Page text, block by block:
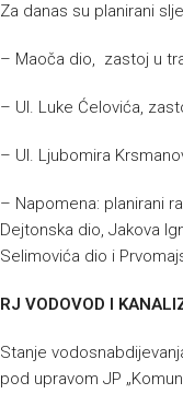
Za danas su planirani
– Maoča dio, zastoj u
– Ul. Luke Ćelovića,
– Ul. Ljubomira
– Napomena: planirani
Dejtonska dio, Jakova
Selimovića dio i
RJ VODOVOD I
Stanje
pod upravom JP